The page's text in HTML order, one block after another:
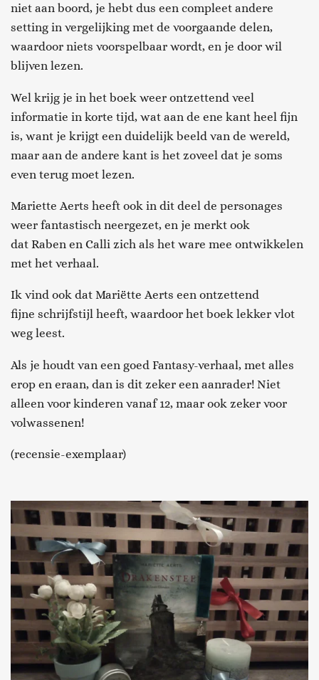
niet aan boord, je hebt dus een compleet andere
setting in vergelijking met de voorgaande delen,
waardoor niets voorspelbaar wordt, en je door wil
blijven lezen.
Wel krijg je in het boek weer ontzettend veel
informatie in korte tijd, wat aan de ene kant heel fijn
is, want je krijgt een duidelijk beeld van de wereld,
maar aan de andere kant is het zoveel dat je soms
even terug moet lezen.
Mariette Aerts heeft ook in dit deel de personages
weer fantastisch neergezet, en je merkt ook
dat Raben en Calli zich als het ware mee ontwikkelen
met het verhaal.
Ik vind ook dat Mariëtte Aerts een ontzettend
fijne schrijfstijl heeft, waardoor het boek lekker vlot
weg leest.
Als je houdt van een goed Fantasy-verhaal, met alles
erop en eraan, dan is dit zeker een aanrader! Niet
alleen voor kinderen vanaf 12, maar ook zeker voor
volwassenen!
(recensie-exemplaar)